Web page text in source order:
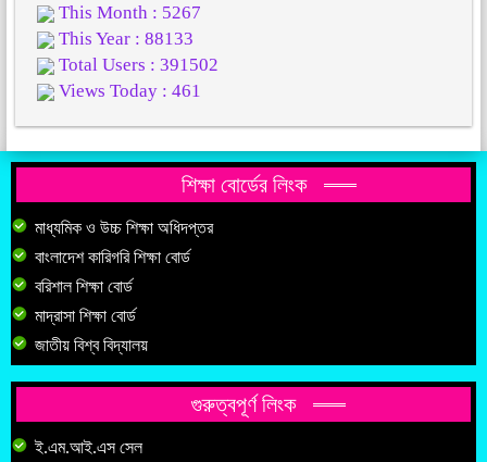
This Month : 5267
This Year : 88133
Total Users : 391502
Views Today : 461
শিক্ষা বোর্ডের লিংক
মাধ্যমিক ও উচ্চ শিক্ষা অধিদপ্তর
বাংলাদেশ কারিগরি শিক্ষা বোর্ড
বরিশাল শিক্ষা বোর্ড
মাদ্রাসা শিক্ষা বোর্ড
জাতীয় বিশ্ব বিদ্যালয়
গুরুত্বপূর্ণ লিংক
ই.এম.আই.এস সেল